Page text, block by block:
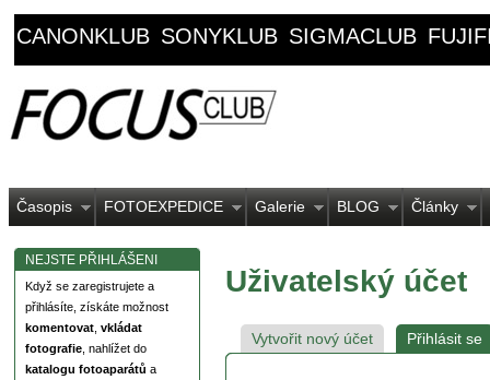
CANONKLUB SONYKLUB SIGMACLUB
Časopis FOTOEXPEDICE Galerie BLOG Články
NEJSTE PŘIHLÁŠENI
Když se zaregistrujete a
přihlásíte, získáte možnost
komentovat vkládat
fotografie , nahlížet do
katalogu fotoaparátů a
Uživatelský účet
Vytvořit nový účet Přihlásit se